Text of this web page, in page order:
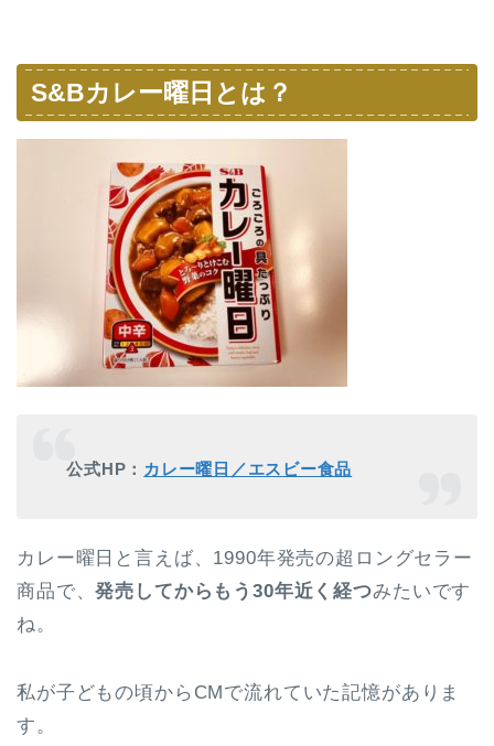
S&Bカレー曜日とは？
公式HP： カレー曜日／エスビー食品
カレー曜日と言えば、1990年発売の超ロングセラー
商品で、発売してからもう30年近く経つみたいです
ね。
私が子どもの頃からCMで流れていた記憶がありま
す。